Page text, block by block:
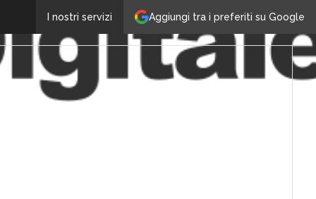
Aggiungi tra i preferiti su Google
I nostri servizi